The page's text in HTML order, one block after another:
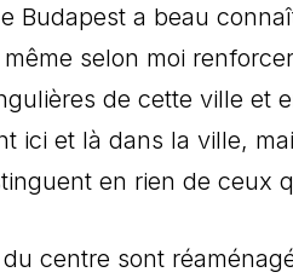
Budapest a beau
selon moi
de cette ville et
ici et là dans la ville,
en rien de ceux
centre sont